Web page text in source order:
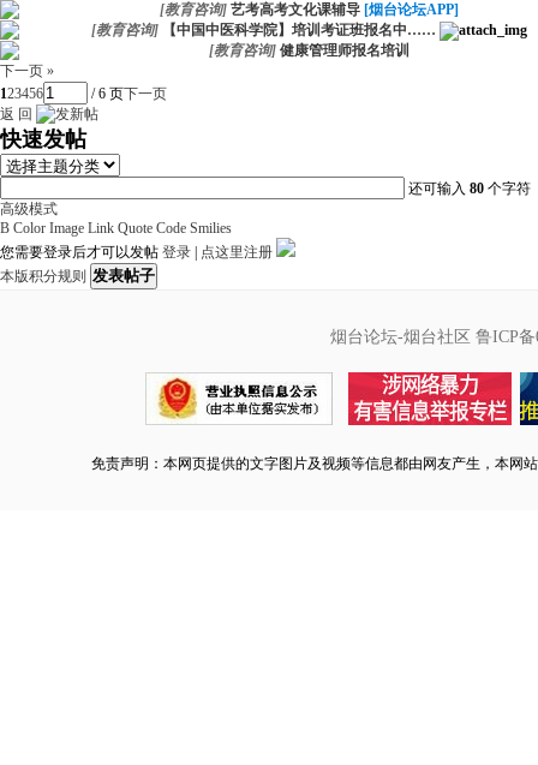
[教育咨询] 艺考高考文化课辅导 [烟台论坛APP]
[教育咨询]
【中国中医科学院】培训考证班报名中……
[教育咨询] 健康管理师报名培训
下一页 »
123456 / 6 页下一页
返 回
快速发帖
还可输入80 个字符
高级模式
B Color Image Link Quote Code Smilies
您需要登录后才可以发帖 登录
点这里注册
本版积分规则 发表帖子
烟台论坛-烟台社区 鲁ICP备
免责声明：本网页提供的文字图片及视频等信息都由网友产生，本网